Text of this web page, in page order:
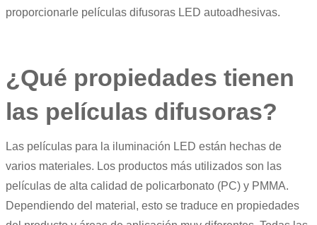
proporcionarle películas difusoras LED autoadhesivas.
¿Qué propiedades tienen
las películas difusoras?
Las películas para la iluminación LED están hechas de
varios materiales. Los productos más utilizados son las
películas de alta calidad de policarbonato (PC) y PMMA.
Dependiendo del material, esto se traduce en propiedades